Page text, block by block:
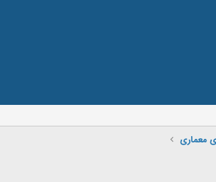
معماری